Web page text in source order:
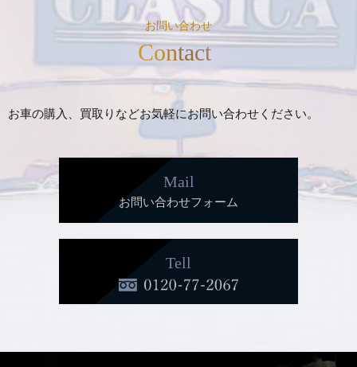
お問い合わせ
Contact
お車の購入、買取りなどお気軽にお問い合わせください。
Mail
お問い合わせフォーム
Tell